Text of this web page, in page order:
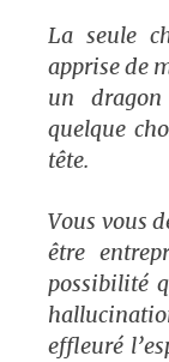
La seule
apprise de
un
quelque
tête.
Vous vous
être
possibilité
effleuré